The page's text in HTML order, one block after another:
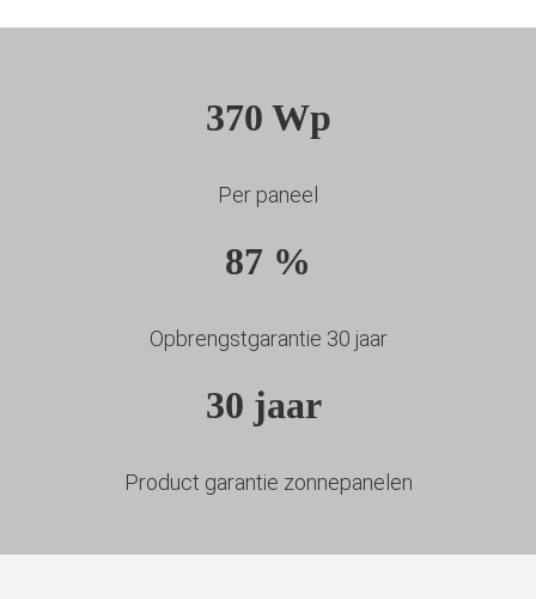
370 Wp
Per paneel
87 %
Opbrengstgarantie 30 jaar
30 jaar
Product garantie zonnepanelen